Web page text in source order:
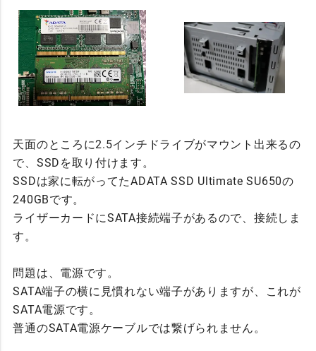
天面のところに2.5インチドライブがマウント出来るの
で、SSDを取り付けます。
SSDは家に転がってたADATA SSD Ultimate SU650の
240GBです。
ライザーカードにSATA接続端子があるので、接続しま
す。
問題は、電源です。
SATA端子の横に見慣れない端子がありますが、これが
SATA電源です。
普通のSATA電源ケーブルでは繋げられません。